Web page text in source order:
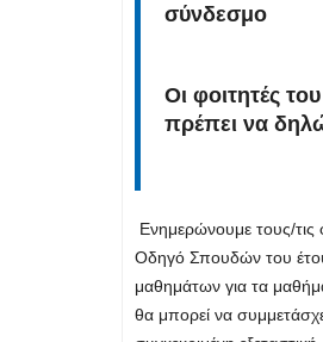
σύνδεσμο
Οι φοιτητές του
πρέπει να
Ενημερώνουμε τους/τις
Οδηγό Σπουδών του
μαθημάτων για τα
θα μπορεί να